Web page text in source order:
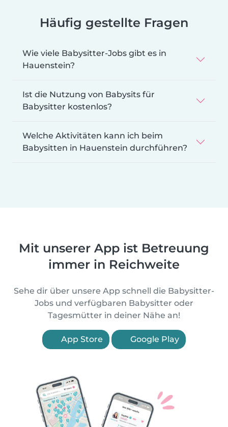
Häufig gestellte Fragen
Wie viele Babysitter-Jobs gibt es in
Hauenstein?
Ist die Nutzung von Babysits für
Babysitter kostenlos?
Welche Aktivitäten kann ich beim
Babysitten in Hauenstein durchführen?
Mit unserer App ist Betreuung
immer in Reichweite
Sehe dir über unsere App schnell die Babysitter-
Jobs und verfügbaren Babysitter oder
Tagesmütter in deiner Nähe an!
App Store Google Play